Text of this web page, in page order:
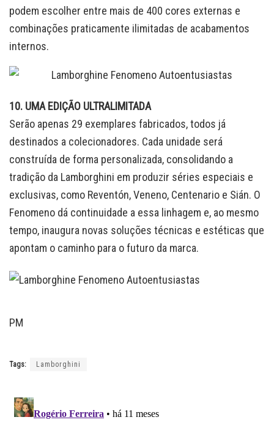
podem escolher entre mais de 400 cores externas e
combinações praticamente ilimitadas de acabamentos
internos.
10. UMA EDIÇÃO ULTRALIMITADA
Serão apenas 29 exemplares fabricados, todos já
destinados a colecionadores. Cada unidade será
construída de forma personalizada, consolidando a
tradição da Lamborghini em produzir séries especiais e
exclusivas, como Reventón, Veneno, Centenario e Sián. O
Fenomeno dá continuidade a essa linhagem e, ao mesmo
tempo, inaugura novas soluções técnicas e estéticas que
apontam o caminho para o futuro da marca.
PM
Tags: Lamborghini